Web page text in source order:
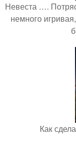
Невеста ….
немного
Как